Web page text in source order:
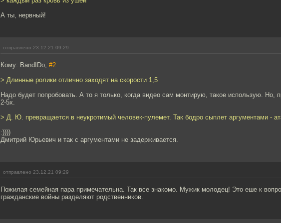
А ты, нервный!
отправлено 23.12.21 09:29
Кому: BandIDo, #2
> Длинные ролики отлично заходят на скорости 1,5
Надо будет попробовать. А то я только, когда видео сам монтирую, такое использую. Но,
2-5x.
> Д. Ю. превращается в неукротимый человек-пулемет. Так бодро сыплет аргументами -
:))))
Дмитрий Юрьевич и так с аргументами не задерживается.
отправлено 23.12.21 09:29
Пожилая семейная пара примечательна. Так все знакомо. Мужик молодец! Это еше к
гражданские войны разделяют родственников.